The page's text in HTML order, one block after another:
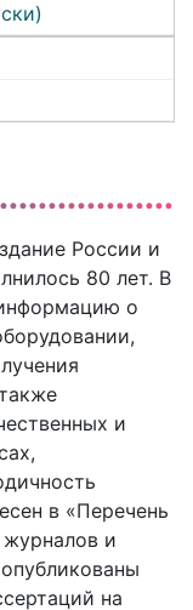
России и
80 лет. В
о
и
в «Перечень
и
на